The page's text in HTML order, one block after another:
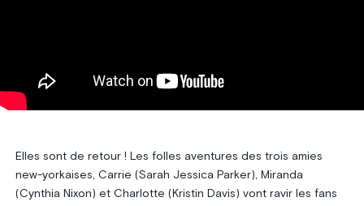
Elles sont de retour ! Les folles aventures des trois amies
new-yorkaises, Carrie (Sarah Jessica Parker), Miranda
(Cynthia Nixon) et Charlotte (Kristin Davis) vont ravir les fans